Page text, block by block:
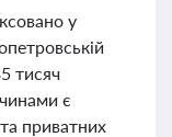
у
тисяч
є
приватних